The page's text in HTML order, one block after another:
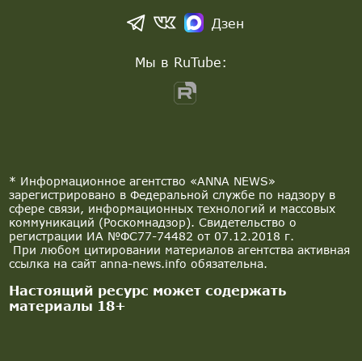
* Информационное агентство «ANNA NEWS»
зарегистрировано в Федеральной службе по надзору в
сфере связи, информационных технологий и массовых
коммуникаций (Роскомнадзор). Свидетельство о
регистрации ИА №ФС77-74482 от 07.12.2018 г.
При любом цитировании материалов агентства активная
ссылка на сайт anna-news.info обязательна.
Настоящий ресурс может содержать
материалы 18+
Дзен
Мы в RuTube: